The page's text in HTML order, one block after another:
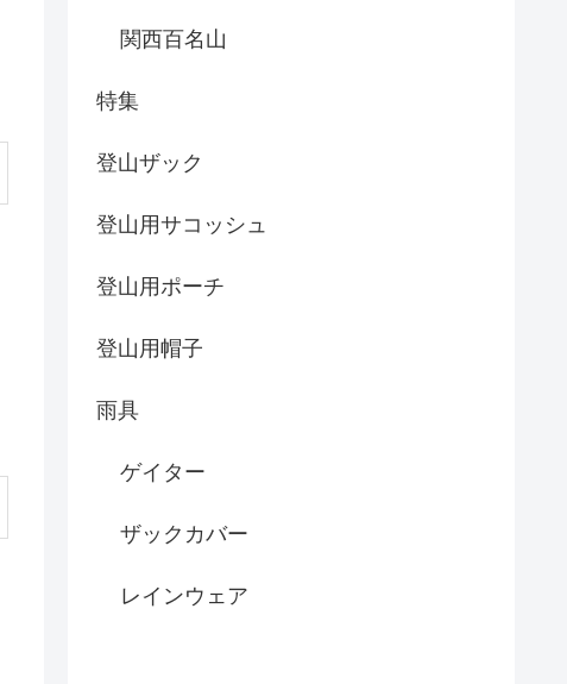
関西百名山
特集
登山ザック
登山用サコッシュ
登山用ポーチ
登山用帽子
雨具
ゲイター
ザックカバー
レインウェア